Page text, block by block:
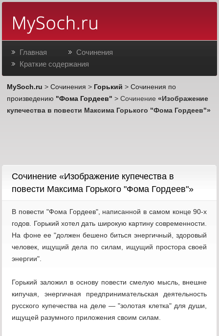
Главная
Сочинения
Краткие содержания
MySoch.ru >Сочинения > Горький >Сочинения по
произведению "Фома Гордеев" > Сочинение«Изображение
купечества в повести Максима Горького "Фома Гордеев"»
Cочинение «Изображение купечества в
повести Максима Горького "Фома Гордеев"»
В повести "Фома Гордеев", написанной в самом конце 90-х
годов. Горький хотел дать широкую картину современности.
На фоне ее "должен бешено биться энергичный, здоровый
человек, ищущий дела по силам, ищущий простора своей
энергии".
Горький заложил в основу повести смелую мысль, внешне
кипучая, энергичная предпринимательская деятельность
русского купечества на деле — "золотая клетка" для души,
ищущей разумного приложения своим силам.